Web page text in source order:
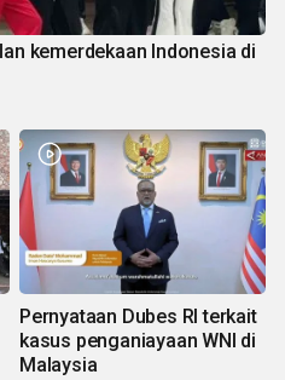
kemerdekaan Indonesia di
Pernyataan Dubes RI terkait
kasus penganiayaan WNI di
Malaysia